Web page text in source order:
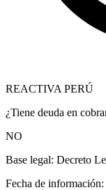
REACTIVA PERÚ
¿Tiene deuda en
NO
Base legal: Decreto
Fecha de información: